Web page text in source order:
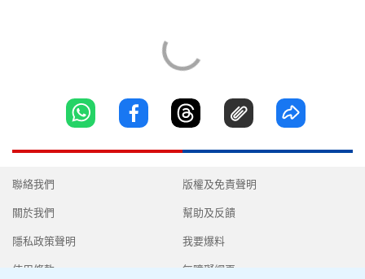
聯絡我們
關於我們
隱私政策聲明
使用條款
版權及免責聲明
幫助及反饋
我要爆料
無障礙網頁